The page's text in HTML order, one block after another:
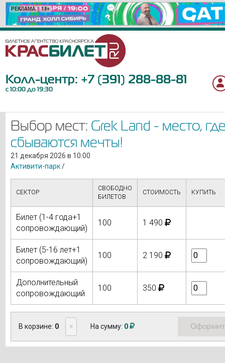
РЕКЛАМА 18+
РЕКЛАМА 16+
РЕКЛАМА 6+
РЕКЛАМА 6+
РЕКЛАМА 12+
РЕКЛАМА 12+
РЕКЛАМА 18+
РЕКЛАМА 6+
РЕКЛАМА 12+
РЕКЛАМА 12+
РЕКЛАМА 6+
РЕКЛАМА 12+
РЕКЛАМА 12+
РЕКЛАМА 6+
РЕКЛАМА 12+
РЕКЛАМА 16+
РЕКЛАМА 6+
РЕКЛАМА 12+
РЕКЛАМА 12+
РЕКЛАМА 0+
Колл-центр: +7 (391) 288-88-81
с 10:00 до 19:30
Выбор мест: Grek Land - место,
сбываются мечты!
21 декабря 2026 в 10:00
Активити-парк/
СЕКТОР
СВОБОДНО
БИЛЕТОВ
СТОИМОСТЬ КУПИТЬ
Билет (1-4 года+1
сопровождающий)
100 1 490
Билет (5-16 лет+1
сопровождающий)
100 2 190
Дополнительный
сопровождающий
100 350
В корзине: 0 × На сумму: 0